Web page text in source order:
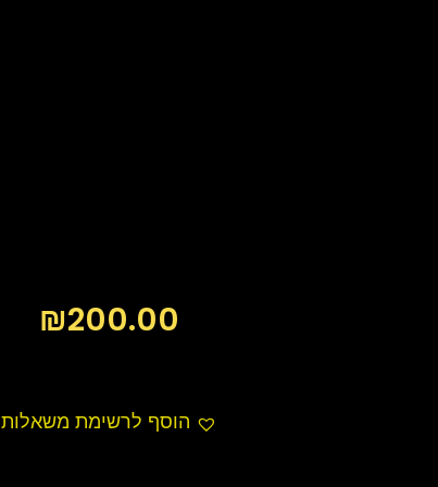
₪200.00
הוסף לרשימת משאלות